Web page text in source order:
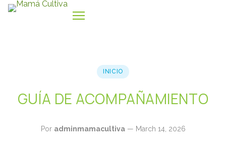
Ir al contenido
INICIO
GUÍA DE ACOMPAÑAMIENTO
Por adminmamacultiva— March 14, 2026